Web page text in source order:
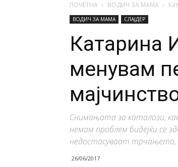
ПОЧЕТНА ВОДИЧ ЗА МАМА
ВОДИЧ ЗА МАМА СЛАЈДЕР
Катарина
менувам
Снимањата за каталози,
немам проблем бидејќи се
недостасуваат
26/06/2017